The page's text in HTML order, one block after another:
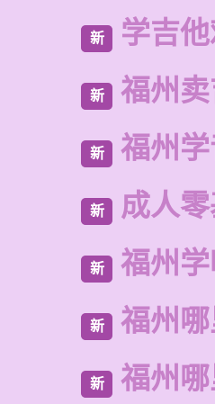
新 学吉
新 福州
新 福州
新 成人
新 福州
新 福州
新 福州